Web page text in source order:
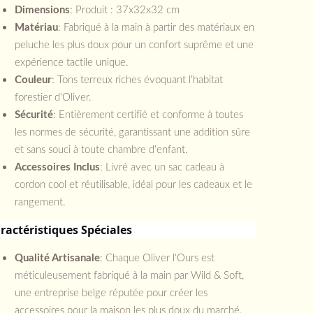
Dimensions: Produit : 37x32x32 cm
Matériau: Fabriqué à la main à partir des matériaux en
peluche les plus doux pour un confort suprême et une
expérience tactile unique.
Couleur: Tons terreux riches évoquant l'habitat
forestier d'Oliver.
Sécurité: Entièrement certifié et conforme à toutes
les normes de sécurité, garantissant une addition sûre
et sans souci à toute chambre d'enfant.
Accessoires Inclus: Livré avec un sac cadeau à
cordon cool et réutilisable, idéal pour les cadeaux et le
rangement.
Spéciales
Qualité Artisanale: Chaque Oliver l'Ours est
méticuleusement fabriqué à la main par Wild & Soft,
une entreprise belge réputée pour créer les
accessoires pour la maison les plus doux du marché.